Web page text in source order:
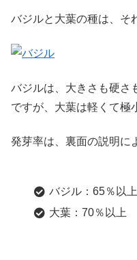
バジルと大葉の種は、そ
バジルは、大きさも硬さ
ですが、大葉は軽くて極
発芽率は、裏面の説明に
バジル：65％以上
大葉：70％以上